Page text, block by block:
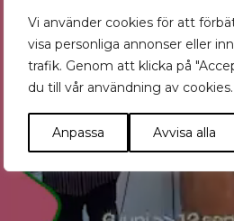
Vi använder cookies för att
visa personliga annonser eller
trafik. Genom att klicka på
du till vår användning av cookies.
Anpassa Avvisa alla